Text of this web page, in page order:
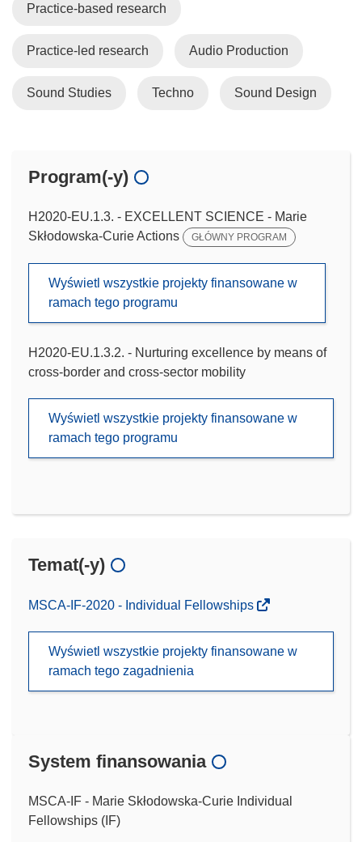
Practice-based research
Practice-led research Audio Production
Sound Studies Techno Sound Design
Program(-y)
H2020-EU.1.3. - EXCELLENT SCIENCE - Marie
Skłodowska-Curie Actions
GŁÓWNY PROGRAM
Wyświetl wszystkie projekty finansowane w
ramach tego programu
H2020-EU.1.3.2. - Nurturing excellence by means of
cross-border and cross-sector mobility
Wyświetl wszystkie projekty finansowane w
ramach tego programu
Temat(-y)
MSCA-IF-2020 - Individual Fellowships
Wyświetl wszystkie projekty finansowane w
ramach tego zagadnienia
System finansowania
MSCA-IF - Marie Skłodowska-Curie Individual
Fellowships (IF)